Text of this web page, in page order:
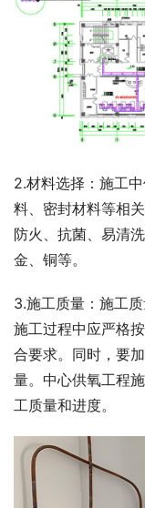
2.材料选择：施工
料、密封材料等相
防火、抗菌、易清
金、铜等。
3.施工质量：施工
施工过程中应严格
合要求。同时，要
量。中心供氧工程
工质量和进度。